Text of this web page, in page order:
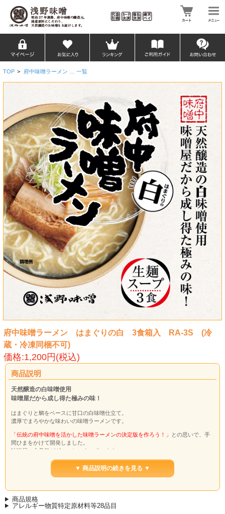
TOP > 府中味噌ラーメン … 一覧
府中味噌ラーメン はまぐりの白 3食箱入 RA-3S (冷
蔵・冷凍同梱不可)
価格:1,200円(税込)
商品説明
天然醸造の白味噌使用
味噌屋だから成し得た極みの味！
はまぐりと鯛をベースに甘口の白味噌仕立て。
濃厚でまろやかな味わいの味噌ラーメンです。
「伝統の府中味噌を活かした味噌ラーメンの決定版を作ろう！」
との思いで、手
間ひまをかけて開発しました。
味噌屋の心意気がギュッとつまっています。
ぜひご賞味ください。
▼ 商品説明の続きを見る ▼
商品規格
アレルギー物質特定原材料等28品目